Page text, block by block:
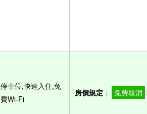
停車位,快速入住,免
費Wi-Fi
房價規定 ： 免費取消